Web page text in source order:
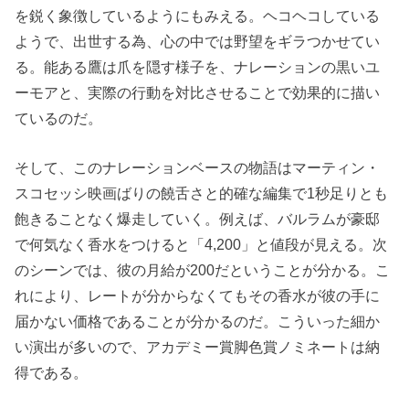
を鋭く象徴しているようにもみえる。ヘコヘコしている
ようで、出世する為、心の中では野望をギラつかせてい
る。能ある鷹は爪を隠す様子を、ナレーションの黒いユ
ーモアと、実際の行動を対比させることで効果的に描い
ているのだ。
そして、このナレーションベースの物語はマーティン・
スコセッシ映画ばりの饒舌さと的確な編集で1秒足りとも
飽きることなく爆走していく。例えば、バルラムが豪邸
で何気なく香水をつけると「4,200」と値段が見える。次
のシーンでは、彼の月給が200だということが分かる。こ
れにより、レートが分からなくてもその香水が彼の手に
届かない価格であることが分かるのだ。こういった細か
い演出が多いので、アカデミー賞脚色賞ノミネートは納
得である。